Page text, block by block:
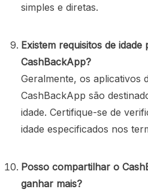
simples e diretas.
Existem requisitos de idade
CashBackApp?
Geralmente, os aplicativos
CashBackApp são
idade. Certifique-se de
idade especificados nos
Posso compartilhar o
ganhar mais?